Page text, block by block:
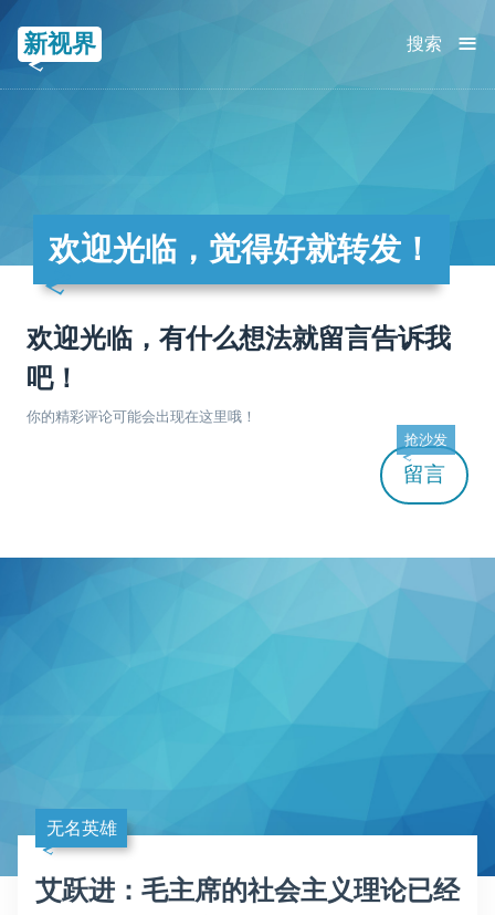
新视界 ≡
搜索
欢迎光临，觉得好就转发！
欢迎光临，有什么想法就留言告诉我
吧！
你的精彩评论可能会出现在这里哦！
留言
抢沙发
无名英雄
艾跃进：毛主席的社会主义理论已经